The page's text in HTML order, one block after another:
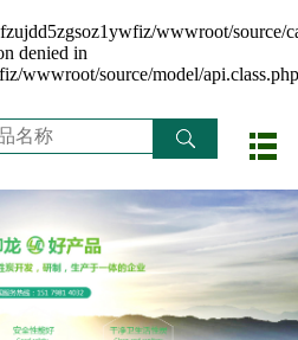
wwwroot/source/
denied in
wwwroot/source/model/api.class.php